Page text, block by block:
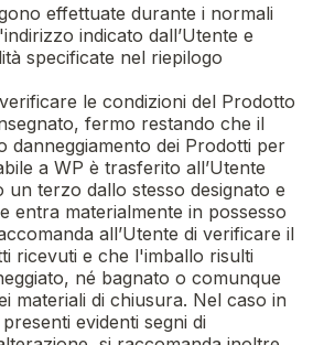
effettuate durante i normali
indicato dall’Utente e
specificate nel riepilogo
le condizioni del Prodotto
fermo restando che il
danneggiamento dei Prodotti per
a WP è trasferito all’Utente
un terzo dallo stesso designato e
entra materialmente in possesso
all’Utente di verificare il
ricevuti e che l'imballo risulti
né bagnato o comunque
materiali di chiusura. Nel caso in
evidenti segni di